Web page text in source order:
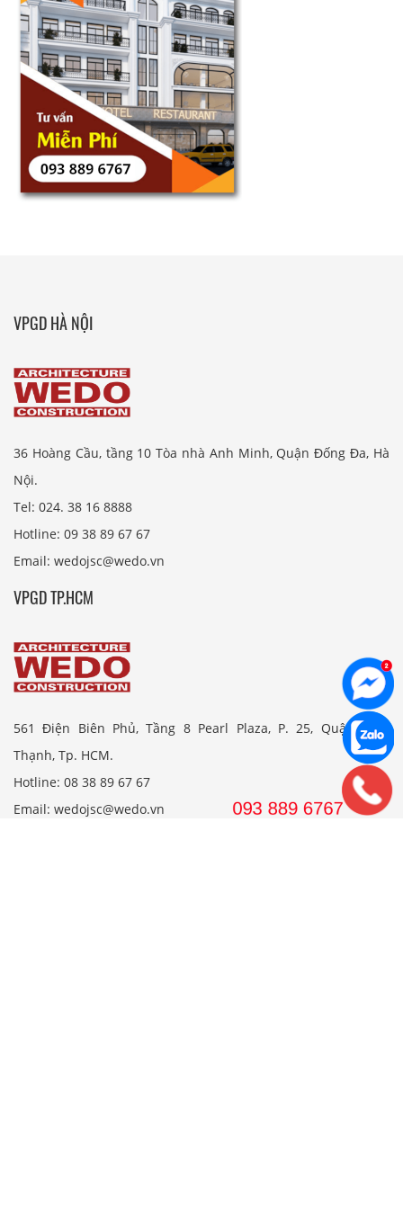
VPGD HÀ NỘI
36 Hoàng Cầu, tầng 10 Tòa nhà Anh Minh, Quận Đống Đa, Hà
Nội.
Tel: 024. 38 16 8888
Hotline: 09 38 89 67 67
Email: wedojsc@wedo.vn
VPGD TP.HCM
561 Điện Biên Phủ, Tầng 8 Pearl Plaza, P. 25, Quận Bình
Thạnh, Tp. HCM.
Hotline: 08 38 89 67 67
Email: wedojsc@wedo.vn